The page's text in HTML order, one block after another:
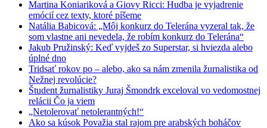
Martina Koniariková a Giovy Ricci: Hudba je vyjadrenie
emócií cez texty, ktoré píšeme
Natália Babicová: „Môj konkurz do Telerána vyzeral tak, že
som vlastne ani nevedela, že robím konkurz do Telerána“
Jakub Pružinský: Keď vyjdeš zo Superstar, si hviezda alebo
úplné dno
Tridsať rokov po – alebo, ako sa nám zmenila žurnalistika od
Nežnej revolúcie?
Študent žurnalistiky Juraj Šmondrk exceloval vo vedomostnej
relácii Čo ja viem
„Netolerovať netolerantných!“
Ako sa kúsok Považia stal rajom pre arabských boháčov